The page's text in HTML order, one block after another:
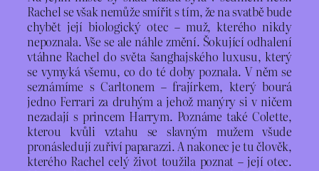
Rachel se však nemůže smířit s tím, že na svatbě bude
chybět její biologický otec – muž, kterého nikdy
nepoznala. Vše se ale náhle změní. Šokující odhalení
vtáhne Rachel do světa šanghajského luxusu, který
se vymyká všemu, co do té doby poznala. V něm se
seznámíme s Carltonem – frajírkem, který bourá
jedno Ferrari za druhým a jehož manýry si v ničem
nezadají s princem Harrym. Poznáme také Colette,
kterou kvůli vztahu se slavným mužem všude
pronásledují zuřiví paparazzi. A nakonec je tu člověk,
kterého Rachel celý život toužila poznat – její otec.